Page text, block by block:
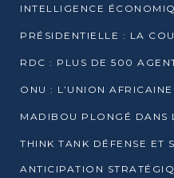
THINK TANK DÉFENSE ET
ANTICIPATION STRATÉGIQUE ET MOBILISATION